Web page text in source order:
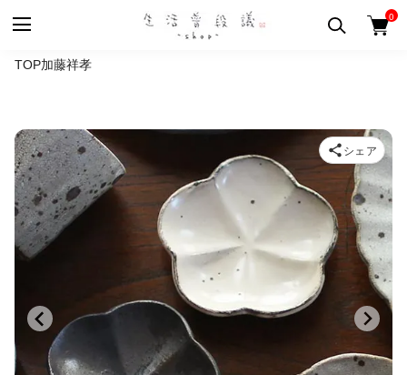
0
TOP加藤祥孝
シェア